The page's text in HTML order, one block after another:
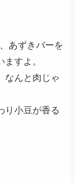
あずきバーを
すよ。
なんと肉じゃ
り小豆が香る